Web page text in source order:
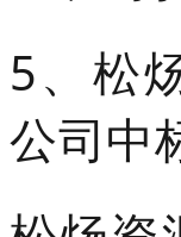
5、松
公司中